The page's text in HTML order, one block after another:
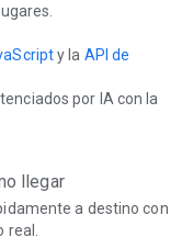
y la API de
por IA con la
llegar
a destino con
real.